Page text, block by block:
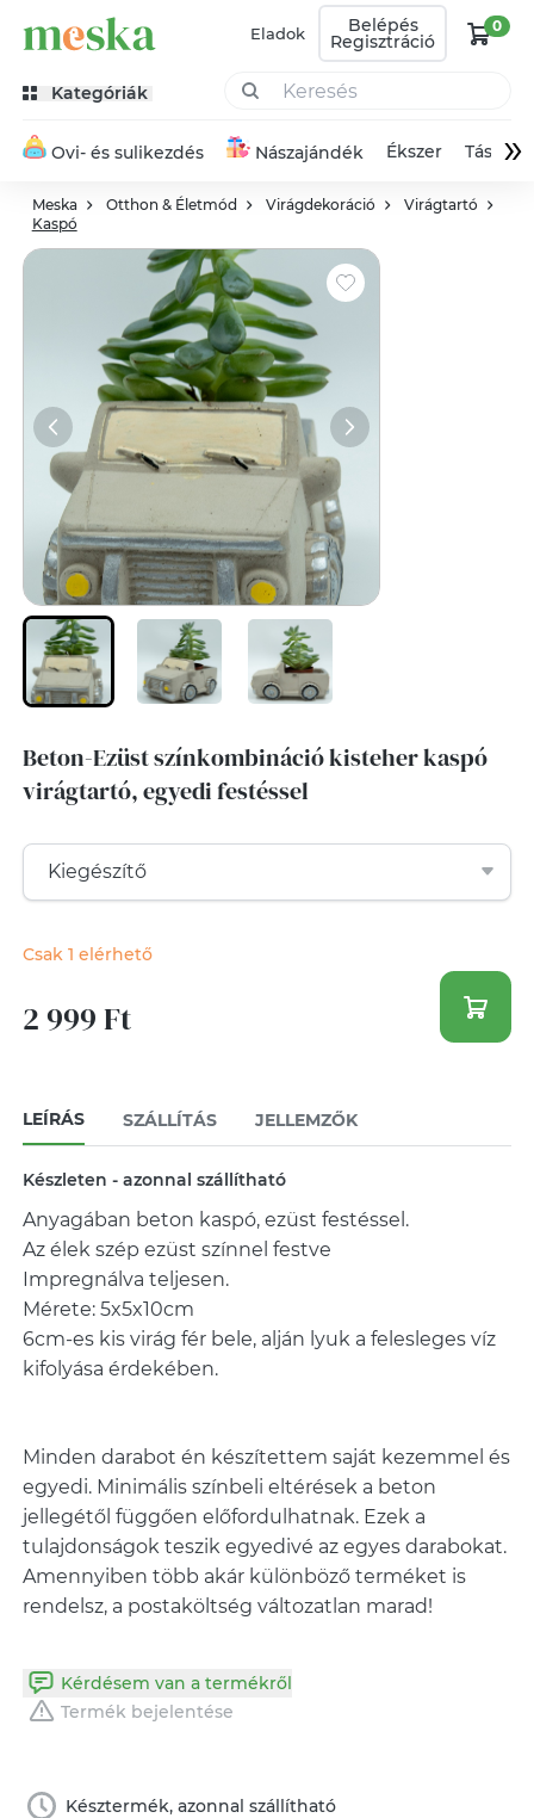
Eladok Belépés
Regisztráció
0
Kategóriák
Ovi- és sulikezdés Nászajándék Ékszer Táska»
Meska Otthon & Életmód Virágdekoráció
Virágtartó
Kaspó
Beton-Ezüst színkombináció kisteher kaspó
virágtartó, egyedi festéssel
Csak 1 elérhető
2 999 Ft
LEÍRÁS SZÁLLÍTÁS JELLEMZŐK
Készleten - azonnal szállítható
Anyagában beton kaspó, ezüst festéssel.
Az élek szép ezüst színnel festve
Impregnálva teljesen.
Mérete: 5x5x10cm
6cm-es kis virág fér bele, alján lyuk a felesleges víz
kifolyása érdekében.
Minden darabot én készítettem saját kezemmel és
egyedi. Minimális színbeli eltérések a beton
jellegétől függően előfordulhatnak. Ezek a
tulajdonságok teszik egyedivé az egyes darabokat.
Amennyiben több akár különböző terméket is
Kérdésem van a termékről
Termék bejelentése
Késztermék, azonnal szállítható